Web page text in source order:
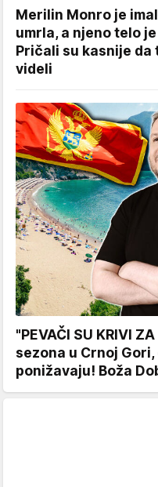
Merilin Monro je
umrla, a njeno telo
Pričali su kasnije da
videli
"PEVAČI SU KRIVI
sezona u Crnoj
ponižavaju! Boža